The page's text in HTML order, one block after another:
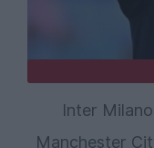
Inter
Manchester